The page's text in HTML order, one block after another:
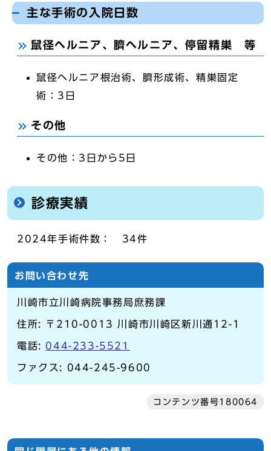
主な手術の入院日数
鼠径ヘルニア、臍ヘルニア、停留精巣 等
鼠径ヘルニア根治術、臍形成術、精巣固定
術：3日
その他
その他：3日から5日
診療実績
2024年手術件数： 34件
お問い合わせ先
川崎市立川崎病院事務局庶務課
住所: 〒210-0013 川崎市川崎区新川通12-1
電話: 044-233-5521
ファクス: 044-245-9600
コンテンツ番号180064